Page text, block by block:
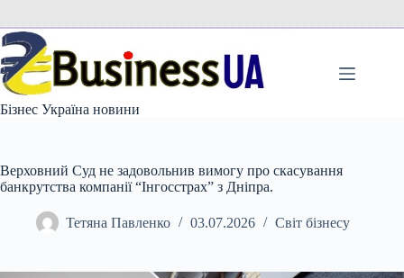
вмісту
Бізнес Україна новини
Верховний Суд не задовольнив вимогу про скасування
банкрутства компанії “Інгосстрах” з Дніпра.
Тетяна Павленко 03.07.2026 Світ бізнесу